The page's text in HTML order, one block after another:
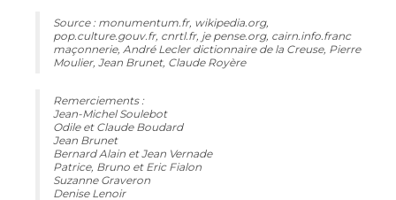
Source : monumentum.fr, wikipedia.org,
pop.culture.gouv.fr, cnrtl.fr, je pense.org, cairn.info.franc
maçonnerie, André Lecler dictionnaire de la Creuse, Pierre
Moulier, Jean Brunet, Claude Royère
Remerciements :
Jean-Michel Soulebot
Odile et Claude Boudard
Jean Brunet
Bernard Alain et Jean Vernade
Patrice, Bruno et Eric Fialon
Suzanne Graveron
Denise Lenoir